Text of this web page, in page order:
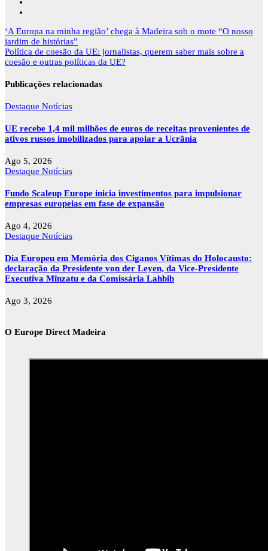
Navegação
de
artigos
‘A Europa na minha região’ chega à Madeira sob o mote “O nosso
jardim de histórias”
Política de coesão da UE: jornalistas, querem saber mais sobre a
coesão e outras políticas da UE?
Publicações relacionadas
Destaque Notícias
UE recebe 1,4 mil milhões de euros de receitas provenientes de
ativos russos imobilizados para apoiar a Ucrânia
Ago 5, 2026
Destaque Notícias
Fundo Scaleup Europe inicia investimentos para impulsionar
empresas europeias em fase de expansão
Ago 4, 2026
Destaque Notícias
Dia Europeu em Memória dos Ciganos Vítimas do Holocausto:
declaração da Presidente von der Leyen, da Vice-Presidente
Executiva Mînzatu e da Comissária Lahbib
Ago 3, 2026
O Europe Direct Madeira